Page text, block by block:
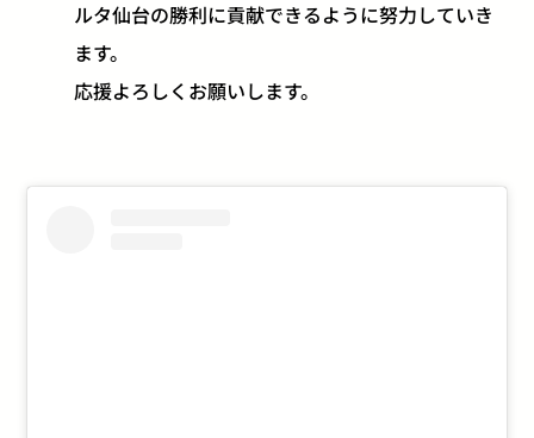
ルタ仙台の勝利に貢献できるように努力していき
ます。
応援よろしくお願いします。